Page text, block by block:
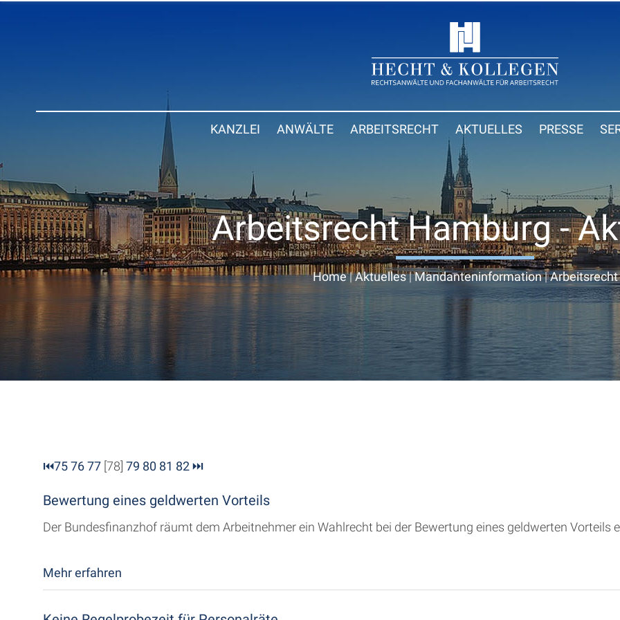
KANZLEI ANWÄLTE ARBEITSRECHT AKTUELLES PRESSE
Arbeitsrecht Hamburg -
Home|Aktuelles|Mandanteninformation|Arbeitsrecht
⏮757677 [78] 79 80 81 82⏭
Bewertung eines geldwerten Vorteils
Der Bundesfinanzhof räumt dem Arbeitnehmer ein Wahlrecht bei der Bewertung eines geldwerten Vorteils
Mehr erfahren